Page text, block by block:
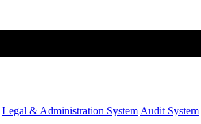
Legal & Administration System Audit System